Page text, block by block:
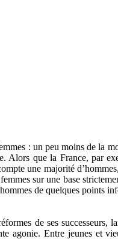
: un peu moins de la
Alors que la France, par
une majorité
sur une base
de quelques points
de ses successeurs,
agonie. Entre jeunes et